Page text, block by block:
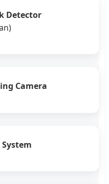
Detector
Camera
System